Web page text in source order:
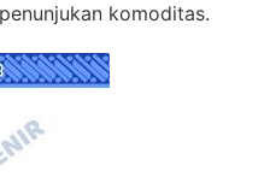
komoditas.